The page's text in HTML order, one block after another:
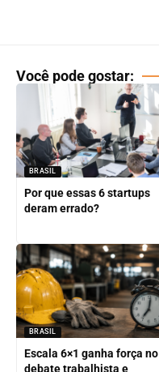
Você pode gostar:
BRASIL
Por que essas 6 startups
deram errado?
BRASIL
Escala 6×1 ganha força no
debate trabalhista e